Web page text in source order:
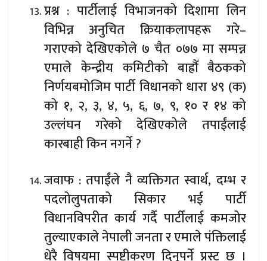
प्रश्न : पार्टीलाई विभाजनको दिशामा लिन
विभिन्न अनुचित क्रियाकलापहरू गरे–
गराएको देखिएकोले ७ चैत ०७७ मा सम्पन्न
एमाले केन्द्रीय कमिटीको बाह्रौँ बैठकको
निर्णयबमोजिम पार्टी विधानको धारा ४९ (क)
को १, २, ३, ४, ५, ६, ७, ९, १० र १४ को
उल्लंघन गरेको देखिएकोले तपाईंलाई
कारबाही किन नगर्ने ?
जवाफ : तपाईंले नै व्यक्तिगत स्वार्थ, दम्भ र
पदलोलुपताको सिकार भई पार्टी
विधानविपरीत कार्य गर्दै पार्टीलाई कमजोर
तुल्याएकाले नेपाली जनता र एमाले पंक्तिलाई
धेरै विषयमा स्पष्टीकरण दिनुपर्ने प्रस्ट छ ।